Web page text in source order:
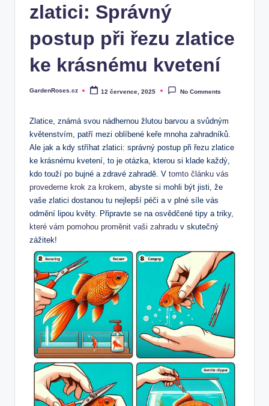
zlatici: Správný
postup při řezu zlatice
ke krásnému kvetení
Posted
GardenRoses.cz 12 července, 2025 No Comments
Zlatice, známá svou nádhernou žlutou barvou a svůdným
květenstvím, patří mezi oblíbené keře mnoha zahradníků.
Ale jak a kdy stříhat zlatici: správný postup při řezu zlatice
ke krásnému kvetení, to je otázka, kterou si klade každý,
kdo touží po bujné a zdravé zahradě. V tomto článku vás
provedeme krok za krokem, abyste si mohli být jisti, že
vaše zlatici dostanou tu nejlepší péči a v plné síle vás
odmění lipou květy. Připravte se na osvědčené tipy a triky,
které vám pomohou proměnit vaši zahradu v skutečný
zážitek!